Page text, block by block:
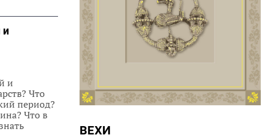
и
и
Что
период?
Что в
ВЕХИ